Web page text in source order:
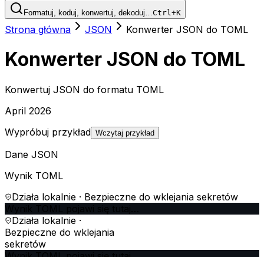
Formatuj, koduj, konwertuj, dekoduj…Ctrl+K
Strona główna JSON Konwerter JSON do TOML
Konwerter JSON do TOML
Konwertuj JSON do formatu TOML
April 2026
Wypróbuj przykład Wczytaj przykład
Dane JSON
Wynik TOML
Działa lokalnie · Bezpieczne do wklejania sekretów
Działa lokalnie ·
Bezpieczne do wklejania
sekretów